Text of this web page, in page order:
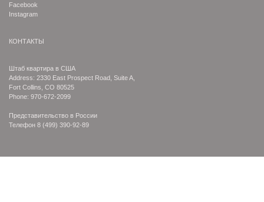
Facebook
Instagram
КОНТАКТЫ
Штаб квартира в США
Address: 2330 East Prospect Road, Suite A,
Fort Collins, CO 80525
Phone: 970-672-2099
Представительство в России
Телефон 8 (499) 390-92-89